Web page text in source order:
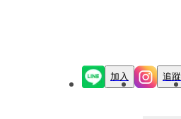
加入 追蹤